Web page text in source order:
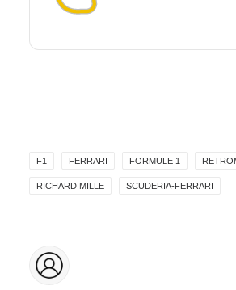
F1 FERRARI FORMULE 1
RICHARD MILLE SCUDERIA-FERRARI